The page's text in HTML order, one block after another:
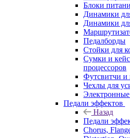
Блоки
Динамики
Динамики
Педалборды
Стойки для
Сумки и
процессоров
Футсвитчи и
Чехлы для
Педали эффектов
Назад
Педали
Chorus,